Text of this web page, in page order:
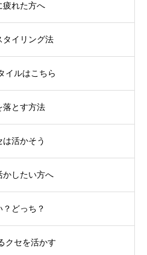
れた方へ
イリング法
イルはこちら
とす方法
活かそう
したい方へ
どっち？
クセを活かす